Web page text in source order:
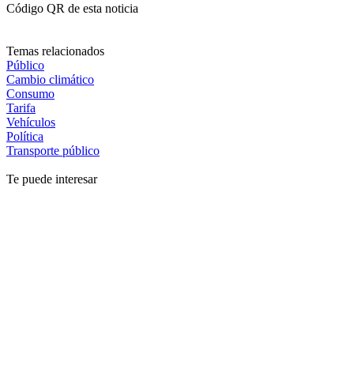
Código QR de esta noticia
Temas relacionados
Público
Cambio climático
Consumo
Tarifa
Vehículos
Política
Transporte público
Te puede interesar